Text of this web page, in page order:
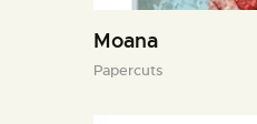
Moana
Papercuts